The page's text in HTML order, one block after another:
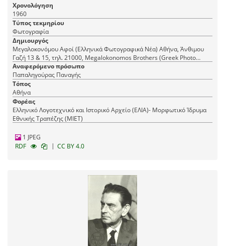
Χρονολόγηση
1960
Τύπος τεκμηρίου
Φωτογραφία
Δημιουργός
Μεγαλοκονόμου Αφοί (Ελληνικά Φωτογραφικά Νέα) Αθήνα, Άνθιμου
Γαζή 13 & 15, τηλ. 21000, Megalokonomos Brothers (Greek Photo
News) Athens, 15 Anthimou Gazi Str., tel. 21000
Αναφερόμενο πρόσωπο
Παπαληγούρας Παναγής
Τόπος
Αθήνα
Φορέας
Ελληνικό Λογοτεχνικό και Ιστορικό Αρχείο (ΕΛΙΑ)- Μορφωτικό Ίδρυμα
Εθνικής Τραπέζης (ΜΙΕΤ)
1 JPEG
RDF
| CC BY 4.0